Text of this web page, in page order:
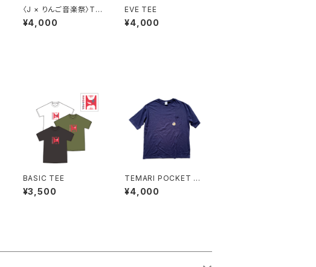
〈J × りんご音楽祭〉TE
E
¥4,000
EVE TEE
¥4,000
BASIC TEE
¥3,500
TEMARI POCKET TE
E
¥4,000